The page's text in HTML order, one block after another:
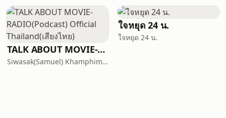
TALK ABOUT MOVIE-RADIO(Podcast) Official Thailand(เสียงไทย)
Siwasak(Samuel) Khamphiman
ใจหยุด 24 น.
ใจหยุด 24 น.